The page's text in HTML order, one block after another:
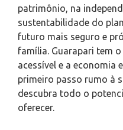
patrimônio, na
sustentabilidade do
futuro mais seguro e
família. Guarapari tem
acessível e a economia
primeiro passo rumo à
descubra todo o
oferecer.